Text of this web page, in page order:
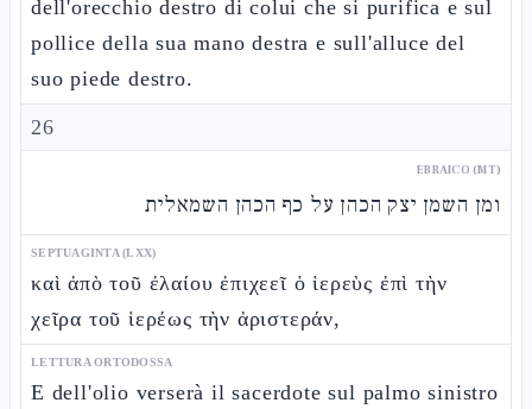
dell'orecchio destro di colui che si purifica e sul
pollice della sua mano destra e sull'alluce del
suo piede destro.
26
EBRAICO (MT)
ומן השמן יצק הכהן על כף הכהן השמאלית
SEPTUAGINTA (LXX)
καὶ ἀπὸ τοῦ ἐλαίου ἐπιχεεῖ ὁ ἱερεὺς ἐπὶ τὴν
χεῖρα τοῦ ἱερέως τὴν ἀριστεράν,
LETTURA ORTODOSSA
E dell'olio verserà il sacerdote sul palmo sinistro